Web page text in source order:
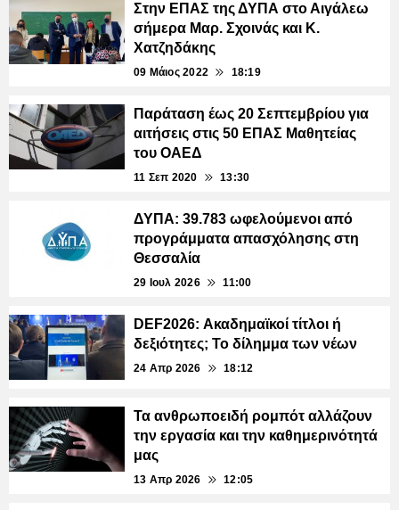
Στην ΕΠΑΣ της ΔΥΠΑ στο Αιγάλεω
σήμερα Μαρ. Σχοινάς και Κ.
Χατζηδάκης
09 Μάιος 2022 18:19
Παράταση έως 20 Σεπτεμβρίου για
αιτήσεις στις 50 ΕΠΑΣ Μαθητείας
του ΟΑΕΔ
11 Σεπ 2020 13:30
ΔΥΠΑ: 39.783 ωφελούμενοι από
προγράμματα απασχόλησης στη
Θεσσαλία
29 Ιουλ 2026 11:00
DEF2026: Ακαδημαϊκοί τίτλοι ή
δεξιότητες; Το δίλημμα των νέων
24 Απρ 2026 18:12
Τα ανθρωποειδή ρομπότ αλλάζουν
την εργασία και την καθημερινότητά
μας
13 Απρ 2026 12:05